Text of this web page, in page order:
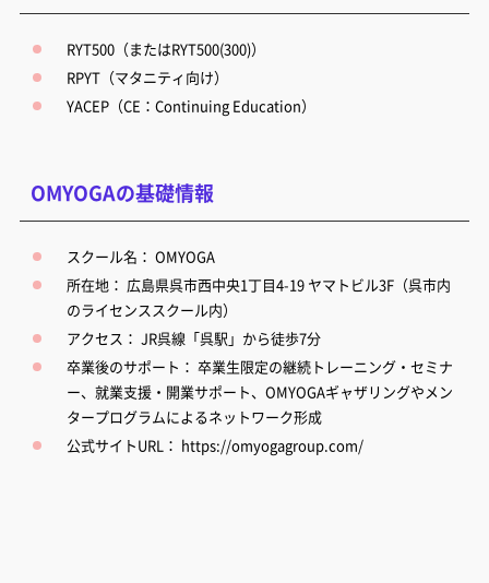
RYT500（またはRYT500(300)）
RPYT（マタニティ向け）
YACEP（CE：Continuing Education）
OMYOGAの基礎情報
スクール名： OMYOGA
所在地： 広島県呉市西中央1丁目4-19 ヤマトビル3F（呉市内
のライセンススクール内）
アクセス： JR呉線「呉駅」から徒歩7分
卒業後のサポート： 卒業生限定の継続トレーニング・セミナ
ー、就業支援・開業サポート、OMYOGAギャザリングやメン
タープログラムによるネットワーク形成
公式サイトURL： https://omyogagroup.com/